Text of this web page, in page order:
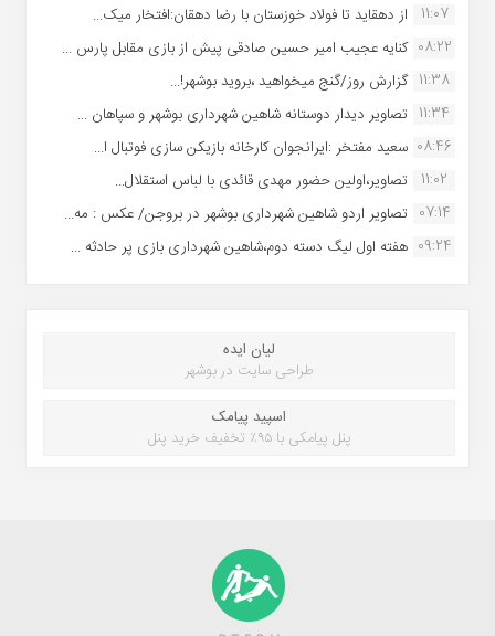
11:07
از دهقاید تا فولاد خوزستان با رضا دهقان:افتخار میک...
08:22 کنایه عجیب امیر حسین صادقی پیش از بازی مقابل پارس ...
11:38 گزارش روز/گنج میخواهید ،بروید بوشهر!...
11:34 تصاویر دیدار دوستانه شاهین شهردارى بوشهر و سپاهان ...
08:46 سعید مفتخر :ایرانجوان کارخانه بازیکن سازی فوتبال ا...
11:02
تصاویر،اولین حضور مهدی قائدی با لباس استقلال...
07:14 تصاویر اردو شاهین شهرداری بوشهر در بروجن/ عکس : مه...
09:24 هفته اول لیگ دسته دوم،شاهین شهرداری بازی پر حادثه ...
لیان ایده
طراحی سایت در بوشهر
اسپید پیامک
پنل پیامکی با ۹۵٪ تخفیف خرید پنل